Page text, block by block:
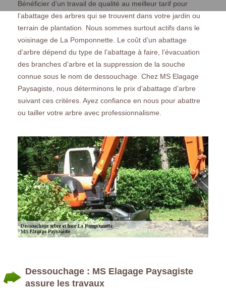
Bénéficier d’un travail de qualité au meilleur tarif pour
l’abattage des arbres qui se trouvent dans votre jardin ou
terrain de plantation. Nous sommes surtout actifs dans le
voisinage de La Pomponnette. Le coût d’un abattage
d’arbre dépend du type de l’abattage à faire, l’évacuation
des branches d’arbre et la suppression de la souche
connue sous le nom de dessouchage. Chez MS Elagage
Paysagiste, nous déterminons le prix d’abattage d’arbre
suivant ces critères. Ayez confiance en nous pour abattre
ou tailler votre arbre avec professionnalisme.
Dessouchage : MS Elagage Paysagiste
assure les travaux